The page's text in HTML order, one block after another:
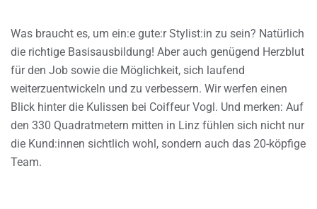
Was braucht es, um ein:e gute:r Stylist:in zu sein? Natürlich
die richtige Basisausbildung! Aber auch genügend Herzblut
für den Job sowie die Möglichkeit, sich laufend
weiterzuentwickeln und zu verbessern. Wir werfen einen
Blick hinter die Kulissen bei Coiffeur Vogl. Und merken: Auf
den 330 Quadratmetern mitten in Linz fühlen sich nicht nur
die Kund:innen sichtlich wohl, sondern auch das 20-köpfige
Team.